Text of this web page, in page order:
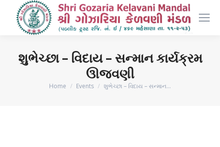
શુભેચ્છા – વિદાય – સન્માન કાર્યક્રમ
ઊજવણી
You are here:
Home Events શુભેચ્છા – વિદાય – સન્માન…